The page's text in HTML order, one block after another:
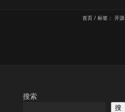
首页 / 标签： 开源
搜索
搜